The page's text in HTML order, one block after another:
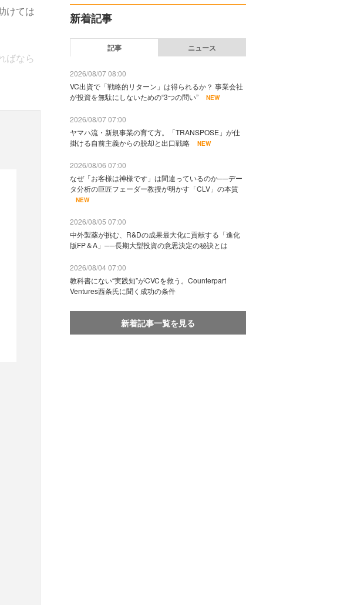
けては
ばなら
新着記事
記事 ニュース
2026/08/07 08:00
VC出資で「戦略的リターン」は得られるか？ 事業会社
が投資を無駄にしないための“3つの問い”
NEW
2026/08/07 07:00
ヤマハ流・新規事業の育て方。「TRANSPOSE」が仕
掛ける自前主義からの脱却と出口戦略
NEW
2026/08/06 07:00
なぜ「お客様は神様です」は間違っているのか──デー
タ分析の巨匠フェーダー教授が明かす「CLV」の本質
NEW
2026/08/05 07:00
中外製薬が挑む、R&Dの成果最大化に貢献する「進化
版FP＆A」──長期大型投資の意思決定の秘訣とは
2026/08/04 07:00
教科書にない“実践知”がCVCを救う。Counterpart
Ventures西条氏に聞く成功の条件
新着記事一覧を見る